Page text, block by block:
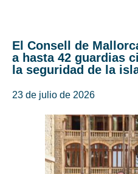
El Consell de
a hasta 42 guardias
la seguridad de la
23 de julio de 2026